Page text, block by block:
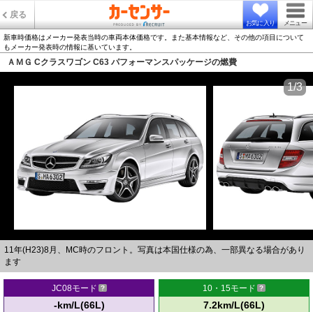
戻る
お気に入り メニュー
新車時価格はメーカー発表当時の車両本体価格です。また基本情報など、その他の項目について
もメーカー発表時の情報に基いています。
ＡＭＧ Cクラスワゴン C63 パフォーマンスパッケージの燃費
11年(H23)8月、MC時のフロント。写真は本国仕様の為、一部異なる場合があり
ます
1/3
JC08モード
-km/L(66L)
10・15モード
7.2km/L(66L)